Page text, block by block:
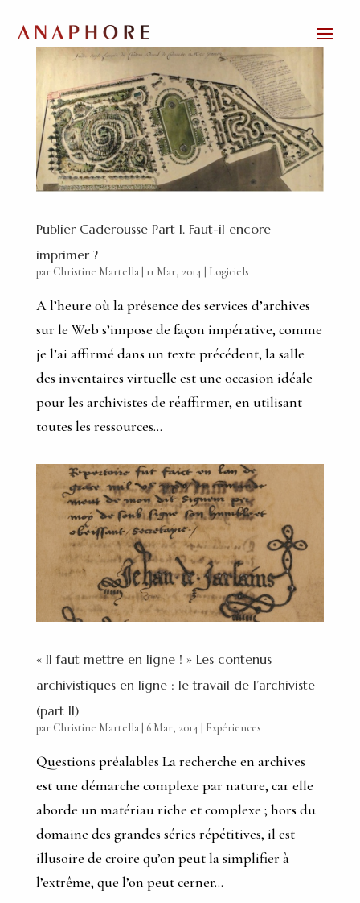
Publier Caderousse Part I. Faut-il encore
imprimer ?
par Christine Martella| 11 Mar, 2014 Logiciels
A l’heure où la présence des services d’archives
sur le Web s’impose de façon impérative, comme
je l’ai affirmé dans un texte précédent, la salle
des inventaires virtuelle est une occasion idéale
pour les archivistes de réaffirmer, en utilisant
toutes les ressources...
« Il faut mettre en ligne ! » Les contenus
archivistiques en ligne : le travail de l’archiviste
(part II)
par Christine Martella| 6 Mar, 2014 Expériences
Questions préalables La recherche en archives
est une démarche complexe par nature, car elle
aborde un matériau riche et complexe ; hors du
domaine des grandes séries répétitives, il est
illusoire de croire qu’on peut la simplifier à
l’extrême, que l’on peut cerner...